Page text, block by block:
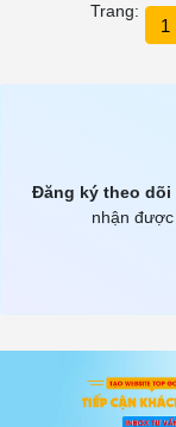
Trang:
1
Đăng ký theo dõi
nhận